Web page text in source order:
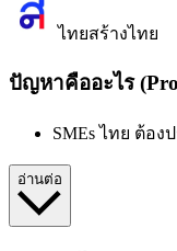
ไทยสร้างไทย
ปัญหาคืออะไร
SMEs ไทย ต้อ
อ่านต่อ